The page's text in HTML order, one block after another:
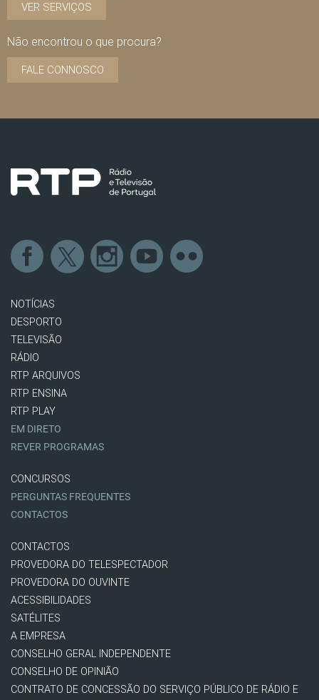
VER SERVIÇOS
Não encontrou o que procura?
FALE CONNOSCO
NOTÍCIAS
DESPORTO
TELEVISÃO
RÁDIO
RTP ARQUIVOS
RTP ENSINA
RTP PLAY
EM DIRETO
REVER PROGRAMAS
CONCURSOS
PERGUNTAS FREQUENTES
CONTACTOS
CONTACTOS
PROVEDORA DO TELESPECTADOR
PROVEDORA DO OUVINTE
ACESSIBILIDADES
SATÉLITES
A EMPRESA
CONSELHO GERAL INDEPENDENTE
CONSELHO DE OPINIÃO
CONTRATO DE CONCESSÃO DO SERVIÇO PÚBLICO DE RÁDIO E